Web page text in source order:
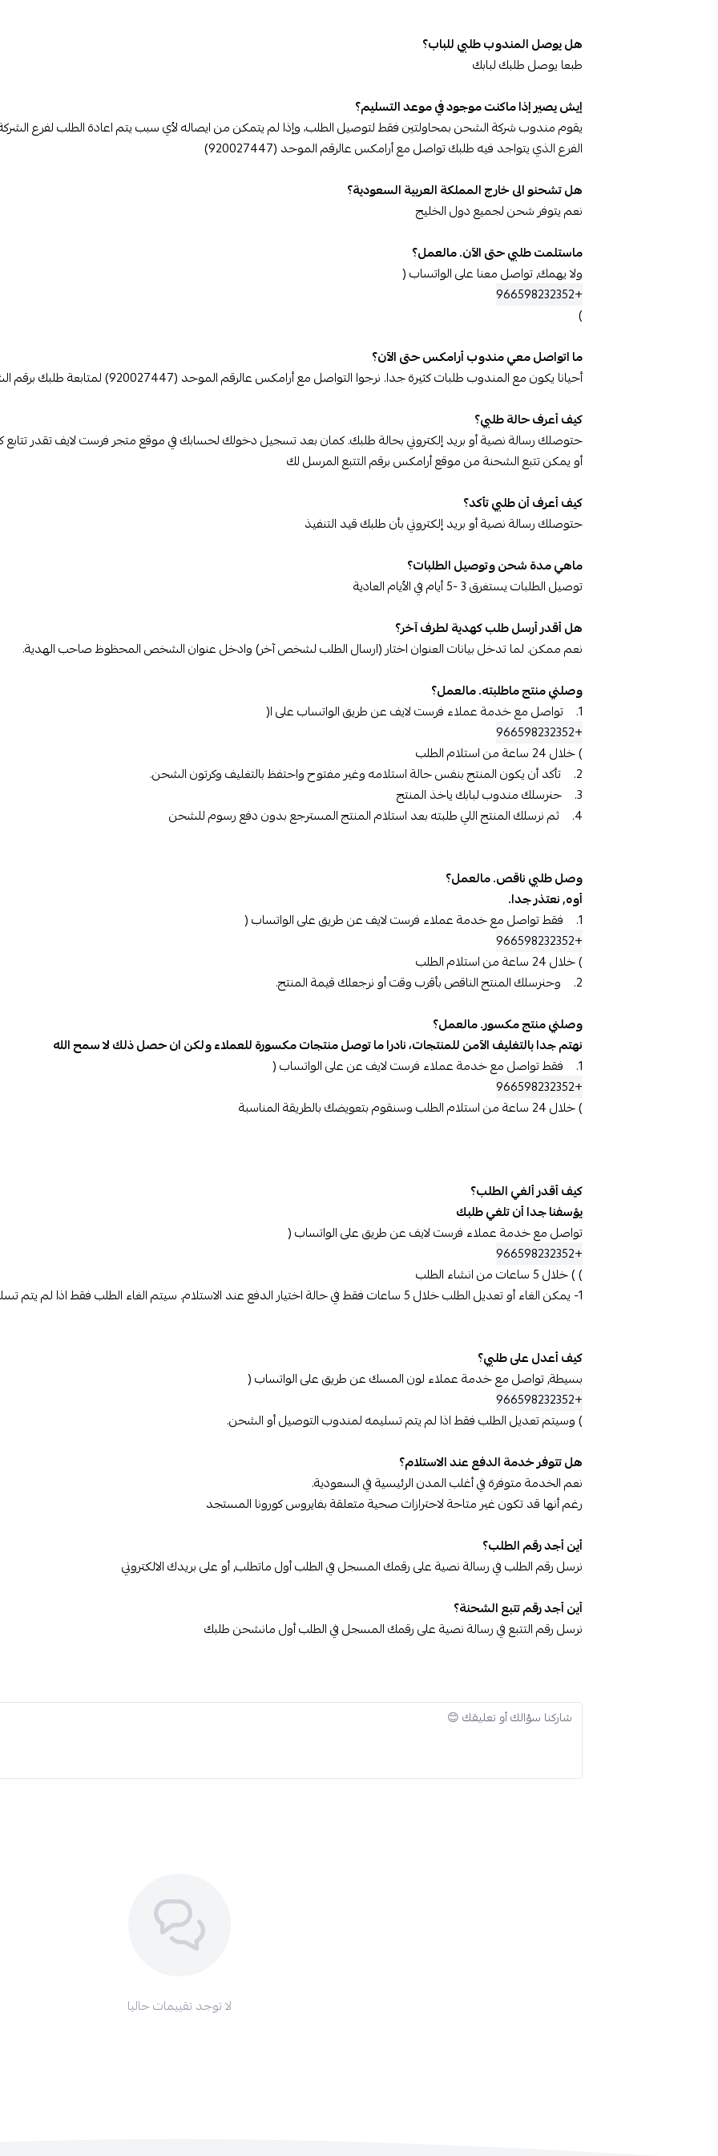
هل يوصل المندوب طلبي للباب؟
طبعا يوصل طلبك لبابك
إيش يصير إذا ماكنت موجود في موعد التسليم؟
يقوم مندوب شركة الشحن بمحاولتين فقط لتوصيل الطلب، وإذا لم يتمكن من ايصاله لأي سبب يتم اعادة الطلب لفرع
الفرع الذي يتواجد فيه طلبك تواصل مع أرامكس عالرقم الموحد (920027447)
هل تشحنو الى خارج المملكة العربية السعودية؟
نعم يتوفر شحن لجميع دول الخليج
ماستلمت طلبي حتى الآن. مالعمل؟
ولا يهمك, تواصل معنا على الواتساب (
+966598232352
)
ما اتواصل معي مندوب أرامكس حتى الآن؟
أحيانا يكون مع المندوب طلبات كثيرة جدا. نرجوا التواصل مع أرامكس عالرقم الموحد (920027447) لمتابعة طلبك برقم الشحنة اللي أرسلناه لك على جوالك.
كيف أعرف حالة طلبي؟
حتوصلك رسالة نصية أو بريد إلكتروني بحالة طلبك. كمان بعد تسجيل دخولك لحسابك في موقع متجر فرست لايف تقدر تتابع
أو يمكن تتبع الشحنة من موقع أرامكس برقم التتبع المرسل لك
كيف أعرف أن طلبي تأكد؟
حتوصلك رسالة نصية أو بريد إلكتروني بأن طلبك قيد التنفيذ
ماهي مدة شحن وتوصيل الطلبات؟
توصيل الطلبات يستغرق 3 -5 أيام في الأيام العادية
هل أقدر أرسل طلب كهدية لطرف آخر؟
نعم ممكن. لما تدخل بيانات العنوان اختار (ارسال الطلب لشخص آخر) وادخل عنوان الشخص المحظوظ صاحب الهدية.
وصلني منتج ماطلبته. مالعمل؟
1. تواصل مع خدمة عملاء فرست لايف عن طريق الواتساب على ا(
+966598232352
) خلال 24 ساعة من استلام الطلب
2. تأكد أن يكون المنتج بنفس حالة استلامه وغير مفتوح واحتفظ بالتغليف وكرتون الشحن.
3. حنرسلك مندوب لبابك ياخذ المنتج
4. ثم نرسلك المنتج اللي طلبته بعد استلام المنتج المسترجع بدون دفع رسوم للشحن
وصل طلبي ناقص. مالعمل؟
أوه, نعتذر جدا.
1. فقط تواصل مع خدمة عملاء فرست لايف عن طريق على الواتساب (
+966598232352
) خلال 24 ساعة من استلام الطلب
2. وحنرسلك المنتج الناقص بأقرب وقت أو نرجعلك قيمة المنتج.
وصلني منتج مكسور. مالعمل؟
نهتم جدا بالتغليف الآمن للمنتجات، نادرا ما توصل منتجات مكسورة للعملاء ولكن ان حصل ذلك لا سمح الله
1. فقط تواصل مع خدمة عملاء فرست لايف عن على الواتساب (
+966598232352
) خلال 24 ساعة من استلام الطلب وسنقوم بتعويضك بالطريقة المناسبة
كيف أقدر ألغي الطلب؟
يؤسفنا جدا أن تلغي طلبك
تواصل مع خدمة عملاء فرست لايف عن طريق على الواتساب (
+966598232352
) ) خلال 5 ساعات من انشاء الطلب
1- يمكن الغاء أو تعديل الطلب خلال 5 ساعات فقط في حالة اختيار الدفع عند الاستلام. سيتم الغاء الطلب فقط اذا لم يتم تسليمه لمندوب التوصيل أو الشحن.
كيف أعدل على طلبي؟
بسيطة, تواصل مع خدمة عملاء لون المسك عن طريق على الواتساب (
+966598232352
) وسيتم تعديل الطلب فقط اذا لم يتم تسليمه لمندوب التوصيل أو الشحن.
هل تتوفر خدمة الدفع عند الاستلام؟
نعم الخدمة متوفرة في أغلب المدن الرئيسية في السعودية.
رغم أنها قد تكون غير متاحة لاحترازات صحية متعلقة بفايروس كورونا المستجد
أين أجد رقم الطلب؟
نرسل رقم الطلب في رسالة نصية على رقمك المسجل في الطلب أول ماتطلب, أو على بريدك الالكتروني
أين أجد رقم تتبع الشحنة؟
نرسل رقم التتبع في رسالة نصية على رقمك المسجل في الطلب أول مانشحن طلبك
لا توجد تقييمات حاليا